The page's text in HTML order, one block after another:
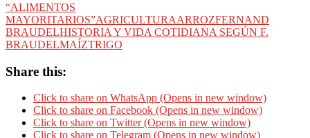
“ALIMENTOS
MAYORITARIOS”AGRICULTURAARROZFERNAND
BRAUDELHISTORIA Y VIDA COTIDIANA SEGÚN F.
BRAUDELMAÍZTRIGO
Share this:
Click to share on WhatsApp (Opens in new window)
Click to share on Facebook (Opens in new window)
Click to share on Twitter (Opens in new window)
Click to share on Telegram (Opens in new window)